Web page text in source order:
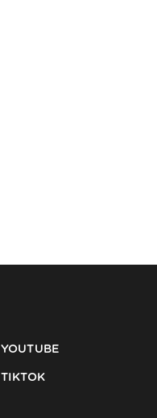
YOUTUBE
TIKTOK